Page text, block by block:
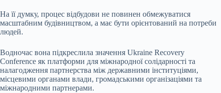
На її думку, процес відбудови не повинен обмежуватися
масштабним будівництвом, а має бути орієнтований на потреби
людей.
Водночас вона підкреслила значення Ukraine Recovery
Conference як платформи для міжнародної солідарності та
налагодження партнерства між державними інституціями,
місцевими органами влади, громадськими організаціями та
міжнародними партнерами.